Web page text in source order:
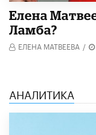
Елена
Ламба?
ЕЛЕНА МАТВЕЕВА /
АНАЛИТИКА